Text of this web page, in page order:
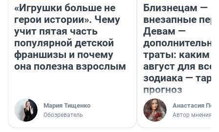
«Игрушки больше не
герои истории». Чему
учит пятая часть
популярной детской
франшизы и почему
она полезна взрослым
Мария Тищенко
Обозреватель
Близнецам —
внезапные
Девам —
траты: каким
август для
зодиака —
прогноз
Анастасия
Автор мнения